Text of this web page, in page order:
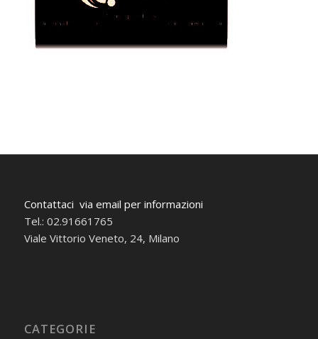
Contattaci via email per informazioni
Tel.: 02.91661765
Viale Vittorio Veneto, 24, Milano
CATEGORIE